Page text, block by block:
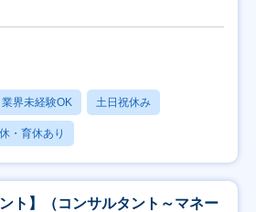
界未経験OK 土日祝休み
・育休あり
ト】（コンサルタント～マネー